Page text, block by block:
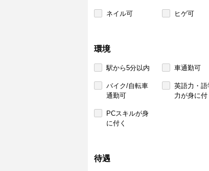
ネイル可 ヒゲ可
環境
駅から5分以内 車通勤可
バイク/自転車
通勤可
英語力・語
力が身に付
PCスキルが身
に付く
待遇